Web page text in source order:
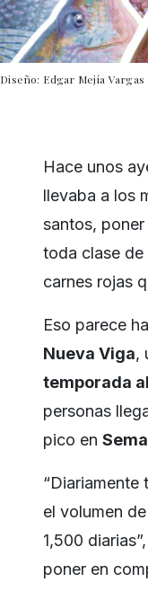
Diseño: Edgar Mejía Vargas
Hace unos
llevaba a los
santos,
toda clase
carnes rojas
Eso parece
Nueva Viga,
temporada
personas
pico en
el volumen
1,500
poner en